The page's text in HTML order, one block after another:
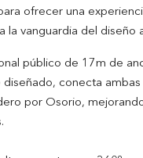
ofrecer una
la vanguardia del diseño
público de 17m de
conecta ambas
por Osorio,